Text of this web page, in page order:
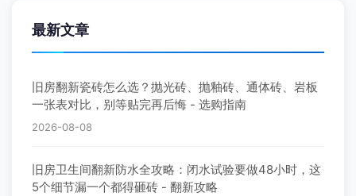
最新文章
旧房翻新瓷砖怎么选？抛光砖、抛釉砖、通体砖、岩板
一张表对比，别等贴完再后悔 - 选购指南
2026-08-08
旧房卫生间翻新防水全攻略：闭水试验要做48小时，这
5个细节漏一个都得砸砖 - 翻新攻略